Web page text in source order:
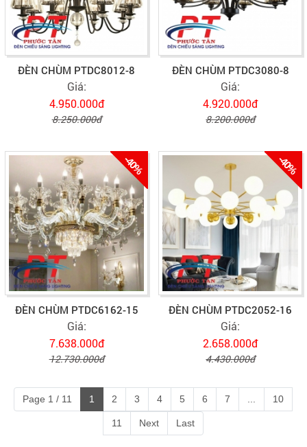
ĐÈN CHÙM PTDC8012-8
Giá:
4.950.000đ
8.250.000đ
ĐÈN CHÙM PTDC3080-8
Giá:
4.920.000đ
8.200.000đ
-40%
ĐÈN CHÙM PTDC6162-15
Giá:
7.638.000đ
12.730.000đ
-40%
ĐÈN CHÙM PTDC2052-16
Giá:
2.658.000đ
4.430.000đ
Page 1 / 11 1 2 3 4 5 6 7 10
11 Next Last